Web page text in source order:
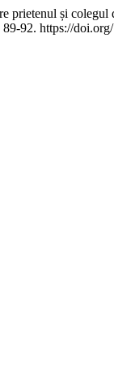
prietenul și
89-92. https://